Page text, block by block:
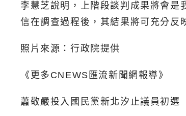
李慧芝說明，上階段談判成果將會
信在調查過程後，其結果將可充分反
照片來源：行政院提供
《更多CNEWS匯流新聞網報導》
蕭敬嚴投入國民黨新北汐止議員初